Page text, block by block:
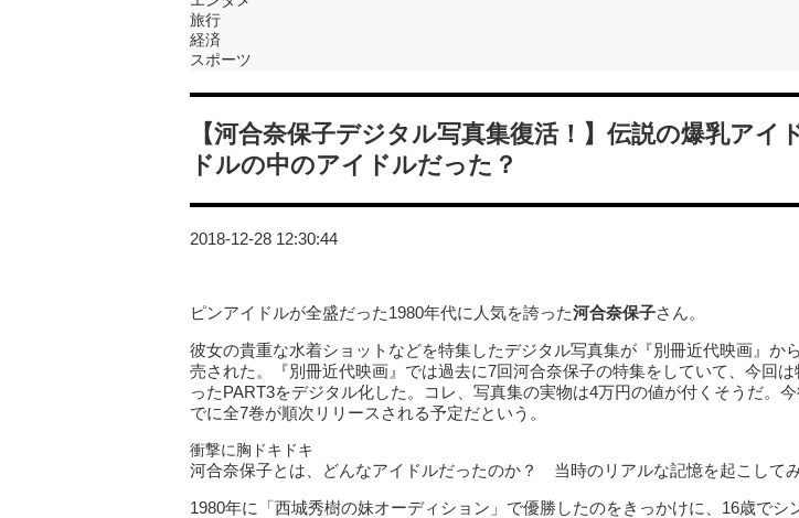
旅行
経済
スポーツ
【河合奈保子デジタル写真集復活！】伝説の爆乳アイ
ドルの中のアイドルだった？
2018-12-28 12:30:44
ピンアイドルが全盛だった1980年代に人気を誇った河合奈保子さん。
彼女の貴重な水着ショットなどを特集したデジタル写真集が『別冊近代映画』か
売された。『別冊近代映画』では過去に7回河合奈保子の特集をしていて、今回
ったPART3をデジタル化した。コレ、写真集の実物は4万円の値が付くそうだ。
でに全7巻が順次リリースされる予定だという。
衝撃に胸ドキドキ
河合奈保子とは、どんなアイドルだったのか？ 当時のリアルな記憶を起こしてみ
1980年に「西城秀樹の妹オーディション」で優勝したのをきっかけに、16歳でシ